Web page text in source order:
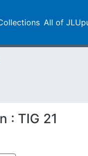
All of
: TIG 21